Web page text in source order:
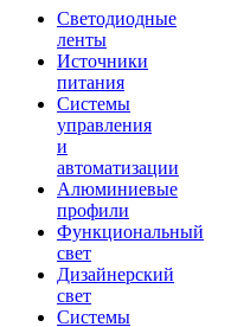
Светодиодные
ленты
Источники
питания
Системы
управления
и
автоматизации
Алюминиевые
профили
Функциональный
свет
Дизайнерский
свет
Системы